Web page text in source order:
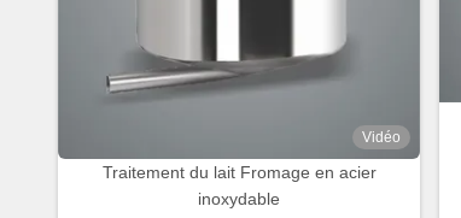
Vidéo
Traitement du lait Fromage en acier
inoxydable